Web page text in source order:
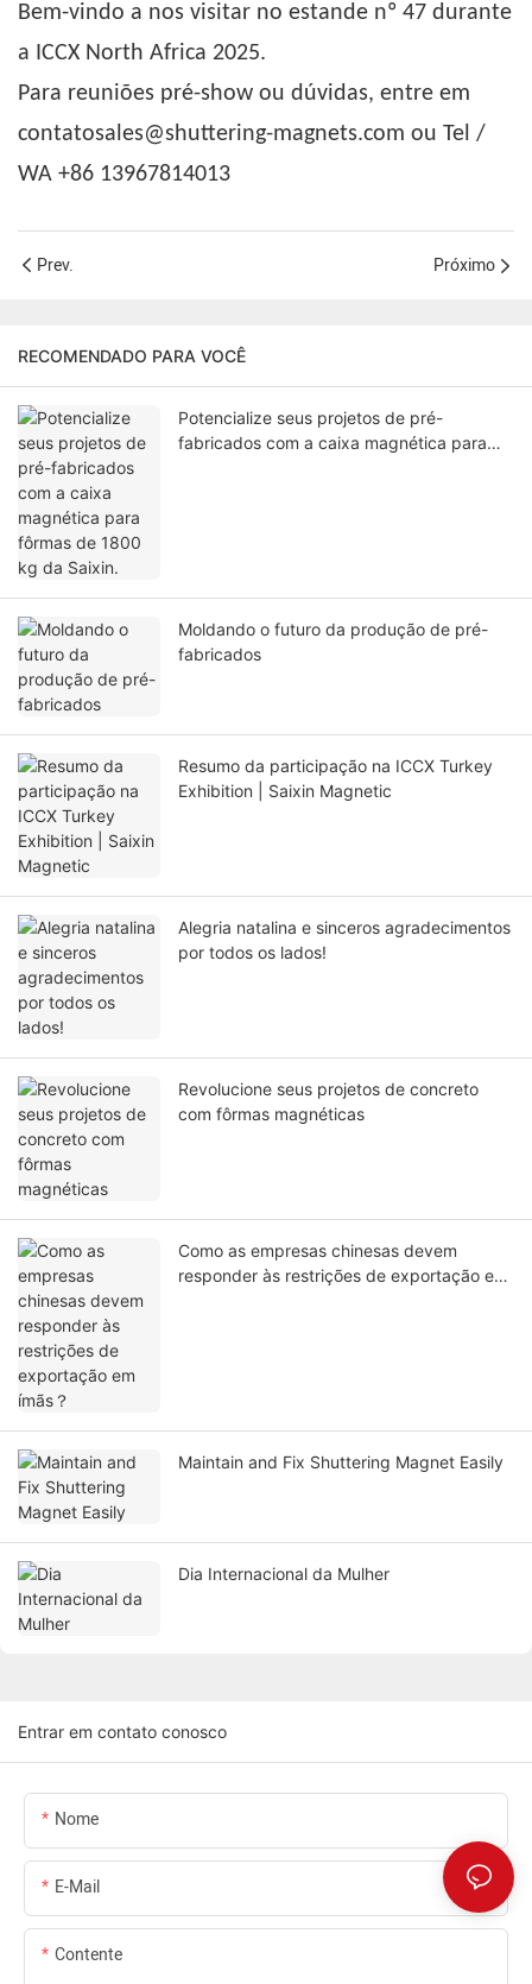
Bem-vindo a nos visitar no estande nº 47 durante
a ICCX North Africa 2025.
Para reuniões pré-show ou dúvidas, entre em
contatosales@shuttering-magnets.com ou Tel /
WA +86 13967814013
Prev. Próximo
RECOMENDADO PARA VOCÊ
Potencialize seus projetos de pré-
fabricados com a caixa magnética para
Moldando o futuro da produção de pré-
fabricados
Resumo da participação na ICCX Turkey
Exhibition | Saixin Magnetic
Alegria natalina e sinceros agradecimentos
por todos os lados!
Revolucione seus projetos de concreto
com fôrmas magnéticas
Como as empresas chinesas devem
responder às restrições de exportação em
Maintain and Fix Shuttering Magnet Easily
Dia Internacional da Mulher
Entrar em contato conosco
Nome
E-Mail
Contente